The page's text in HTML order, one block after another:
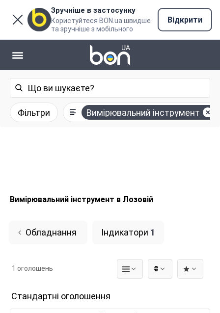
Зручніше в застосунку
Користуйтеся BON.ua швидше
та зручніше з мобільного
Відкрити
Фільтри Вимірювальний інструмент
Вимірювальний інструмент в Лозовій
Обладнання Індикатори 1
₴
1 оголошень
Стандартні оголошення